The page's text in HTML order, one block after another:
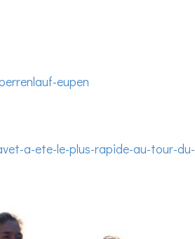
eupen
a-ete-le-plus-rapide-au-tour-du-